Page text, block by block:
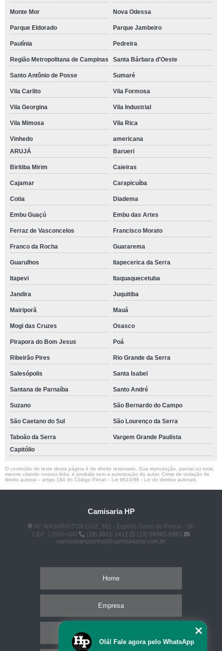
Monte Mor Nova Odessa
Parque Eldorado Parque Jambeiro
Paulínia Pedreira
Região Metropolitana de Campinas Santa Bárbara d'Oeste
Santo Antônio de Posse Sumaré
Vila Carlito Vila Formosa
Vila Georgina Vila Industrial
Vila Mimosa Vila Rica
Vinhedo
americana
ARUJÁ
Barueri
Biritiba Mirim Caieiras
Cajamar Carapicuíba
Cotia Diadema
Embu Guaçú Embu das Artes
Ferraz de Vasconcelos Francisco Morato
Franco da Rocha Guararema
Guarulhos Itapecerica da Serra
Itapevi Itaquaquecetuba
Jandira Juquitiba
Mairiporã Mauá
Mogi das Cruzes Osasco
Pirapora do Bom Jesus Poá
Ribeirão Pires Rio Grande da Serra
Salesópolis Santa Isabel
Santana de Parnaíba Santo André
Suzano São Bernardo do Campo
São Caetano do Sul São Lourenço da Serra
Taboão da Serra
Vargem Grande Paulista
Capitólio
O conteúdo do texto desta página é de direito reservado. Sua reprodução, parcial ou total,
mesmo citando nossos links, é proibida sem a autorização do autor. Crime de violação de
direito autoral – artigo 184 do Código Penal – Lei 9610/98 - Lei de direitos autorais
Camisaria HP
AV. WASHINGTON LUIZ, 381 - Espírito Santo do Pinhal - SP
CEP: 13990-000
(19) 3651-1412
(19) 99983-9963
camisariahppinhal@camisariahp.com.br
Home
Empresa
Olá! Fale agora pelo WhatsApp